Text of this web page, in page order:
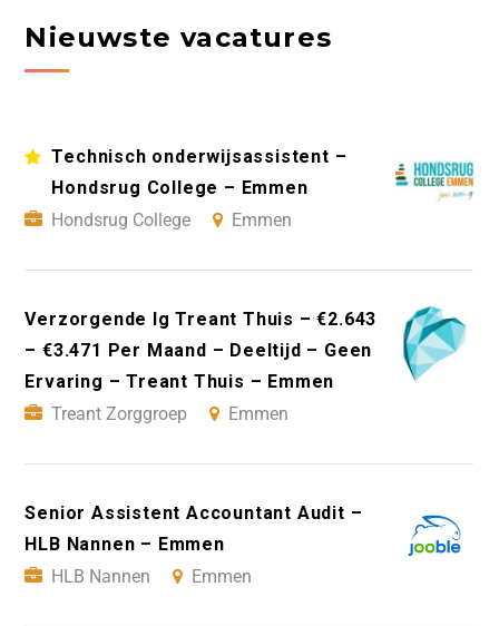
Nieuwste vacatures
Technisch onderwijsassistent –
Hondsrug College – Emmen
Hondsrug College
Emmen
Verzorgende Ig Treant Thuis – €2.643
– €3.471 Per Maand – Deeltijd – Geen
Ervaring – Treant Thuis – Emmen
Treant Zorggroep
Emmen
Senior Assistent Accountant Audit –
HLB Nannen – Emmen
HLB Nannen
Emmen